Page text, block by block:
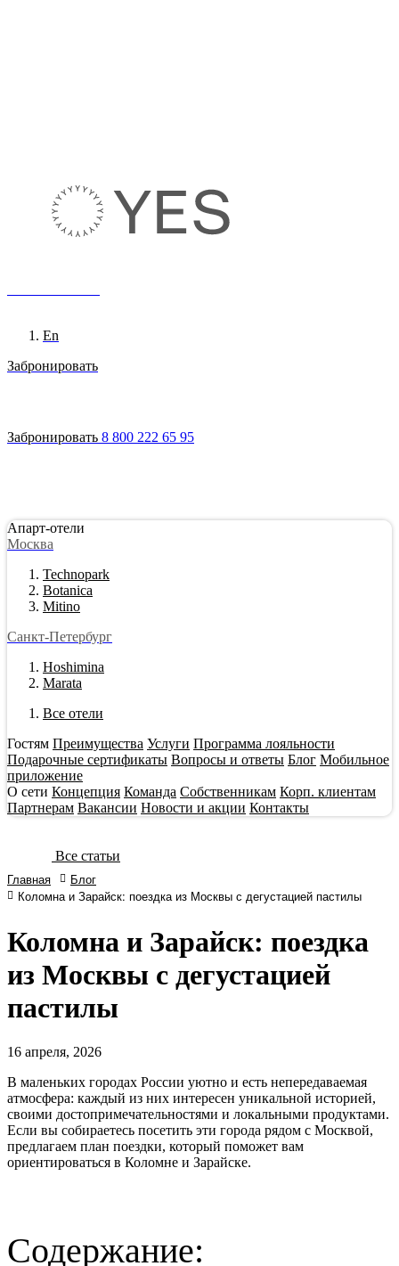
En
Забронировать
Забронировать 8 800 222 65 95
Апарт-отели
Москва
Technopark
Botanica
Mitino
Санкт-Петербург
Hoshimina
Marata
Все отели
Гостям Преимущества Услуги Программа лояльности
Подарочные сертификаты Вопросы и ответы Блог Мобильное
приложение
О сети Концепция Команда Собственникам Корп. клиентам
Партнерам Вакансии Новости и акции Контакты
Все статьи
Главная
Блог
Коломна и Зарайск: поездка из Москвы с дегустацией пастилы
Коломна и Зарайск: поездка
из Москвы с дегустацией
пастилы
16 апреля, 2026
В маленьких городах России уютно и есть непередаваемая
атмосфера: каждый из них интересен уникальной историей,
своими достопримечательностями и локальными продуктами.
Если вы собираетесь посетить эти города рядом с Москвой,
предлагаем план поездки, который поможет вам
ориентироваться в Коломне и Зарайске.
Содержание: